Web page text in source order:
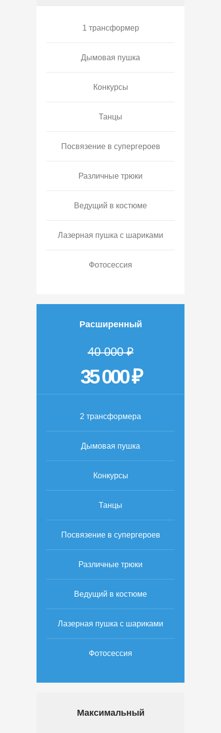
1 трансформер
Дымовая пушка
Конкурсы
Танцы
Посвязение в супергероев
Различные трюки
Ведущий в костюме
Лазерная пушка с шариками
Фотосессия
Расширенный
40 000 ₽
35 000 ₽
2 трансформера
Дымовая пушка
Конкурсы
Танцы
Посвязение в супергероев
Различные трюки
Ведущий в костюме
Лазерная пушка с шариками
Фотосессия
Максимальный